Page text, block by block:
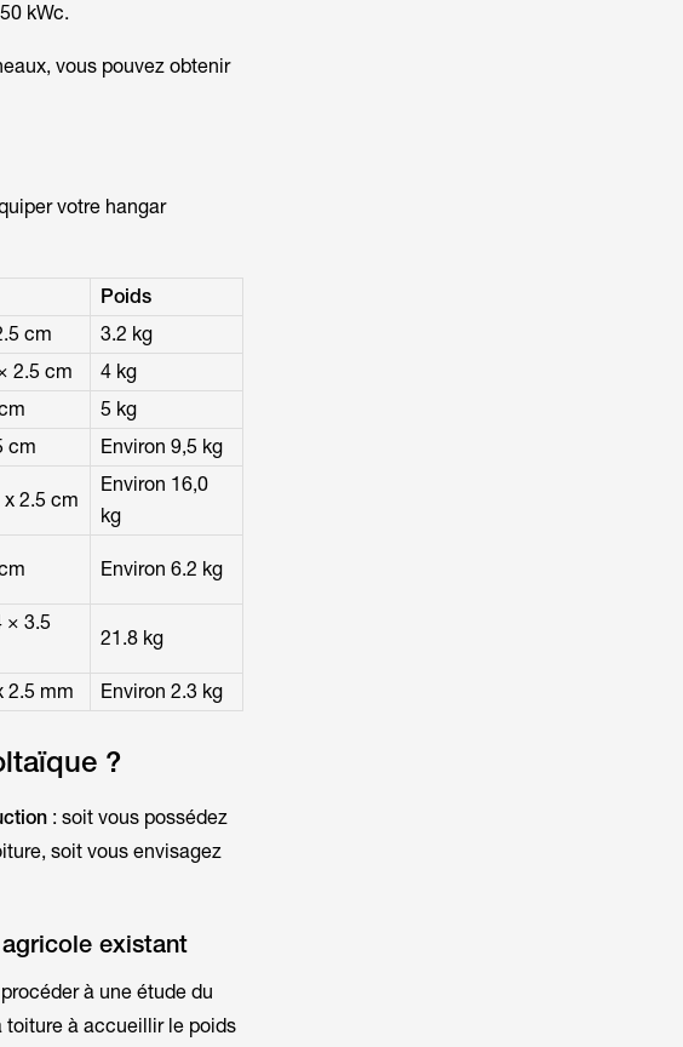
kWc.
vous pouvez obtenir
votre hangar
Poids
cm
3.2 kg
2.5 cm
4 kg
5 kg
cm Environ 9,5 kg
x 2.5 cm
Environ 16,0
kg
Environ 6.2 kg
× 3.5
21.8 kg
2.5 mm Environ 2.3 kg
?
: soit vous possédez
soit vous envisagez
existant
à une étude du
toiture à accueillir le poids